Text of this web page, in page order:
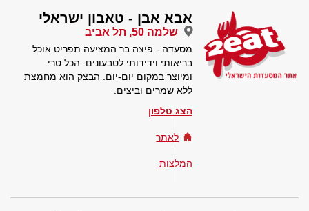
אבא אבן - טאבון ישראלי
שלמה 50, תל אביב
מסעדה - פיצה בר המציעה תפריט אוכל
בריאותי וידידותי לטבעונים. הכל טרי
ומיוצר במקום יום-יום. הבצק הוא מחמצת
ללא שמרים וביצים.
הצג טלפון
לאתר
המלצות